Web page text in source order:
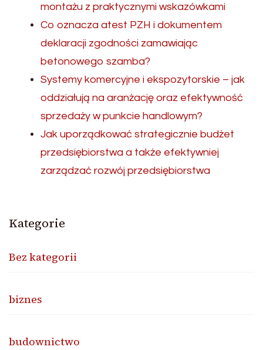
montażu z praktycznymi wskazówkami
Co oznacza atest PZH i dokumentem
deklaracji zgodności zamawiając
betonowego szamba?
Systemy komercyjne i ekspozytorskie – jak
oddziałują na aranżację oraz efektywność
sprzedaży w punkcie handlowym?
Jak uporządkować strategicznie budżet
przedsiębiorstwa a także efektywniej
zarządzać rozwój przedsiębiorstwa
Kategorie
Bez kategorii
biznes
budownictwo